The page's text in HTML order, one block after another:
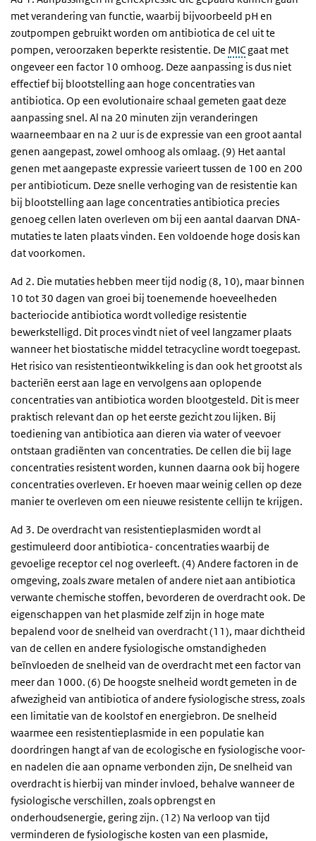
met verandering van functie, waarbij bijvoorbeeld pH en
zoutpompen gebruikt worden om antibiotica de cel uit te
pompen, veroorzaken beperkte resistentie. De MICgaat met
ongeveer een factor 10 omhoog. Deze aanpassing is dus niet
effectief bij blootstelling aan hoge concentraties van
antibiotica. Op een evolutionaire schaal gemeten gaat deze
aanpassing snel. Al na 20 minuten zijn veranderingen
waarneembaar en na 2 uur is de expressie van een groot aantal
genen aangepast, zowel omhoog als omlaag. (9) Het aantal
genen met aangepaste expressie varieert tussen de 100 en 200
per antibioticum. Deze snelle verhoging van de resistentie kan
bij blootstelling aan lage concentraties antibiotica precies
genoeg cellen laten overleven om bij een aantal daarvan DNA-
mutaties te laten plaats vinden. Een voldoende hoge dosis kan
dat voorkomen.
Ad 2. Die mutaties hebben meer tijd nodig (8, 10), maar binnen
10 tot 30 dagen van groei bij toenemende hoeveelheden
bacteriocide antibiotica wordt volledige resistentie
bewerkstelligd. Dit proces vindt niet of veel langzamer plaats
wanneer het biostatische middel tetracycline wordt toegepast.
Het risico van resistentieontwikkeling is dan ook het grootst als
bacteriën eerst aan lage en vervolgens aan oplopende
concentraties van antibiotica worden blootgesteld. Dit is meer
praktisch relevant dan op het eerste gezicht zou lijken. Bij
toediening van antibiotica aan dieren via water of veevoer
ontstaan gradiënten van concentraties. De cellen die bij lage
concentraties resistent worden, kunnen daarna ook bij hogere
concentraties overleven. Er hoeven maar weinig cellen op deze
manier te overleven om een nieuwe resistente cellijn te krijgen.
Ad 3. De overdracht van resistentieplasmiden wordt al
gestimuleerd door antibiotica- concentraties waarbij de
gevoelige receptor cel nog overleeft. (4) Andere factoren in de
omgeving, zoals zware metalen of andere niet aan antibiotica
verwante chemische stoffen, bevorderen de overdracht ook. De
eigenschappen van het plasmide zelf zijn in hoge mate
bepalend voor de snelheid van overdracht (11), maar dichtheid
van de cellen en andere fysiologische omstandigheden
beïnvloeden de snelheid van de overdracht met een factor van
meer dan 1000. (6) De hoogste snelheid wordt gemeten in de
afwezigheid van antibiotica of andere fysiologische stress, zoals
een limitatie van de koolstof en energiebron. De snelheid
waarmee een resistentieplasmide in een populatie kan
doordringen hangt af van de ecologische en fysiologische voor-
en nadelen die aan opname verbonden zijn, De snelheid van
overdracht is hierbij van minder invloed, behalve wanneer de
fysiologische verschillen, zoals opbrengst en
onderhoudsenergie, gering zijn. (12) Na verloop van tijd
verminderen de fysiologische kosten van een plasmide,